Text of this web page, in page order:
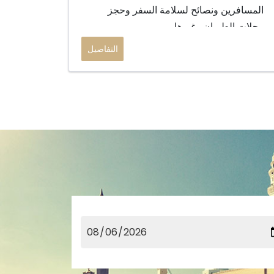
المسافرين ونصائح لسلامة السفر وحجز
رحلات الطيران وغيرها...
التفاصيل